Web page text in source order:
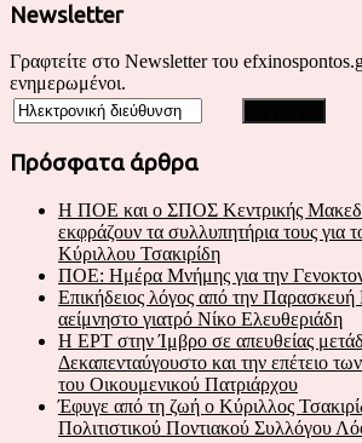
Newsletter
Γραφτείτε στο Newsletter του
ενημερωμένοι.
Πρόσφατα άρθρα
Η ΠΟΕ και ο ΣΠΟΣ Κεντρικής
εκφράζουν τα συλλυπητήρια τους για
Κύριλλου Τσακιρίδη
ΠΟΕ: Ημέρα Μνήμης για την
Επικήδειος λόγος από την Παρασκευή
αείμνηστο γιατρό Νίκο Ελευθεριάδη
Η ΕΡΤ στην Ίμβρο σε απευθείας
Δεκαπενταύγουστο και την επέτειο
του Οικουμενικού Πατριάρχου
Έφυγε από τη ζωή ο Κύριλλος
Πολιτιστικού Ποντιακού Συλλόγου